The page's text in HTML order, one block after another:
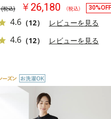
(税込) ￥26,180 （税込） 30%OFF
4.6（12） レビューを見る
4.6（12） レビューを見る